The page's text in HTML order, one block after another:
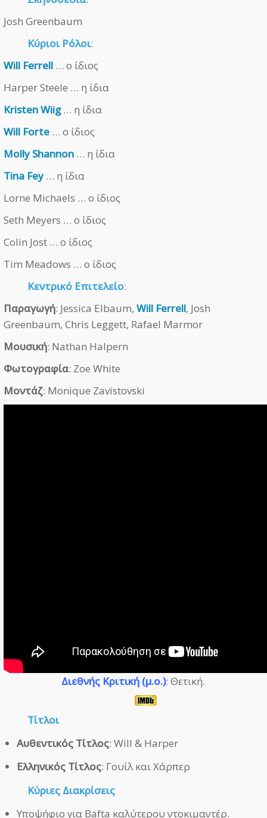
Josh Greenbaum
Κύριοι Ρόλοι:
Will Ferrell … ο ίδιος
Harper Steele … η ίδια
Kristen Wiig… η ίδια
Will Forte … ο ίδιος
Molly Shannon … η ίδια
Tina Fey… η ίδια
Lorne Michaels … ο ίδιος
Seth Meyers … ο ίδιος
Colin Jost … ο ίδιος
Tim Meadows … ο ίδιος
Κεντρικό Επιτελείο:
Παραγωγή: Jessica Elbaum, Will Ferrell, Josh
Greenbaum, Chris Leggett, Rafael Marmor
Μουσική: Nathan Halpern
Φωτογραφία: Zoe White
Μοντάζ: Monique Zavistovski
Διεθνής Κριτική (μ.ο.): Θετική.
Τίτλοι
Αυθεντικός Τίτλος: Will & Harper
Ελληνικός Τίτλος: Γουίλ και Χάρπερ
Κύριες Διακρίσεις
Υποψήφιο για Bafta καλύτερου ντοκιμαντέρ.